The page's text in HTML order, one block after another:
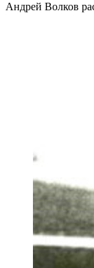
Андрей Волков